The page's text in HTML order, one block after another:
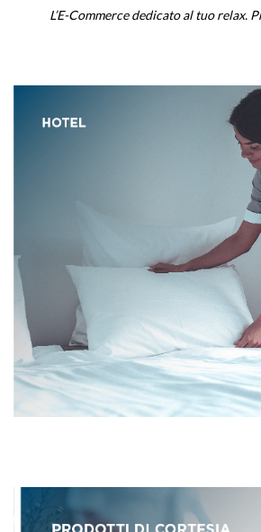
L’E-Commerce dedicato al tuo relax.